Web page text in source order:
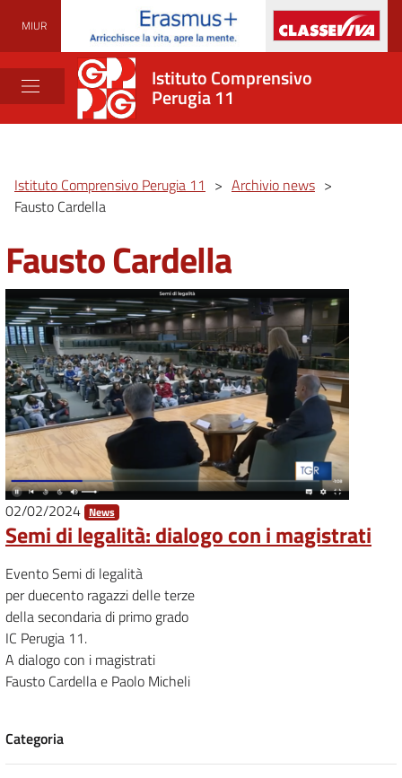
MIUR
Istituto Comprensivo
Perugia 11
Istituto Comprensivo Perugia 11 > Archivio news >
Fausto Cardella
Fausto Cardella
02/02/2024 News
Semi di legalità: dialogo con i magistrati
Evento Semi di legalità
per duecento ragazzi delle terze
della secondaria di primo grado
IC Perugia 11.
A dialogo con i magistrati
Fausto Cardella e Paolo Micheli
Categoria